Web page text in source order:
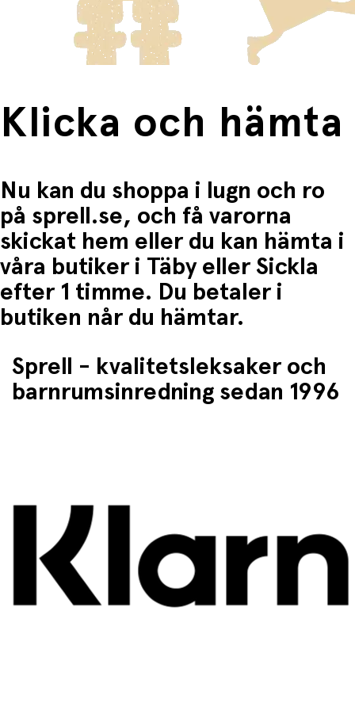
Fri frakt när du handlar för mer än 1500:-
Klicka och hämta
Nu kan du shoppa i lugn och ro
på sprell.se, och få varorna
skickat hem eller du kan hämta i
våra butiker i Täby eller Sickla
efter 1 timme. Du betaler i
butiken når du hämtar.
Sprell - kvalitetsleksaker och
barnrumsinredning sedan 1996